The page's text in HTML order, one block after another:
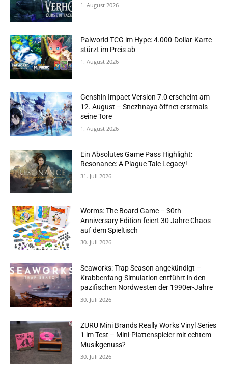
1. August 2026
Palworld TCG im Hype: 4.000-Dollar-Karte
stürzt im Preis ab
1. August 2026
Genshin Impact Version 7.0 erscheint am
12. August – Snezhnaya öffnet erstmals
seine Tore
1. August 2026
Ein Absolutes Game Pass Highlight:
Resonance: A Plague Tale Legacy!
31. Juli 2026
Worms: The Board Game – 30th
Anniversary Edition feiert 30 Jahre Chaos
auf dem Spieltisch
30. Juli 2026
Seaworks: Trap Season angekündigt –
Krabbenfang-Simulation entführt in den
pazifischen Nordwesten der 1990er-Jahre
30. Juli 2026
ZURU Mini Brands Really Works Vinyl Series
1 im Test – Mini-Plattenspieler mit echtem
Musikgenuss?
30. Juli 2026